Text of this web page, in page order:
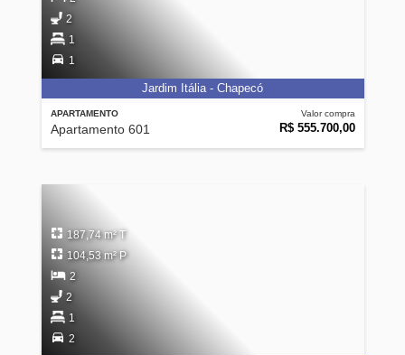
APARTAMENTO
Apartamento 601
Valor compra
R$ 555.700,00
2
1
1
Jardim Itália - Chapecó
187,74 m² T
104,53 m² P
2
2
1
2